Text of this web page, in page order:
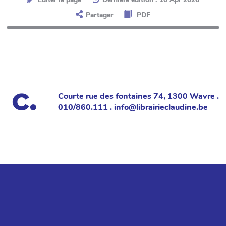
Partager
PDF
Courte rue des fontaines 74, 1300 Wavre .
010/860.111 . info@librairieclaudine.be